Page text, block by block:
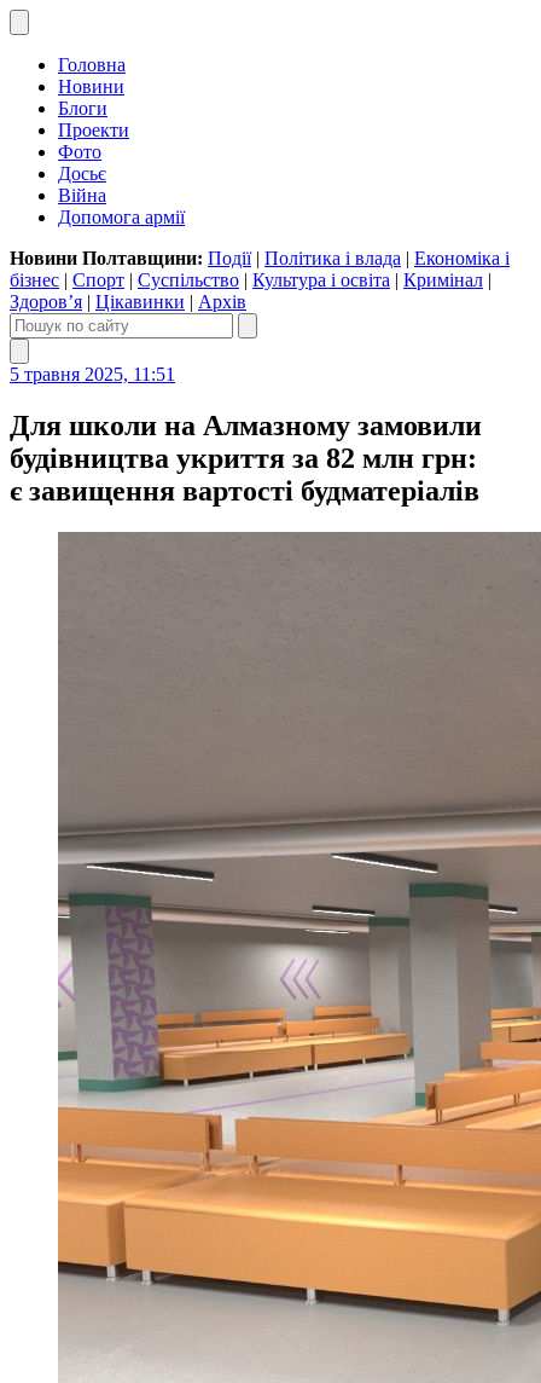
Головна
Новини
Блоги
Проекти
Фото
Досьє
Війна
Допомога армії
Новини Полтавщини: Події| Політика і влада | Економіка і
бізнес | Спорт | Суспільство | Культура і освіта | Кримінал |
Здоров’я | Цікавинки | Архів
5 травня 2025, 11:51
Для школи на Алмазному замовили
будівництва укриття за 82 млн грн:
є завищення вартості будматеріалів